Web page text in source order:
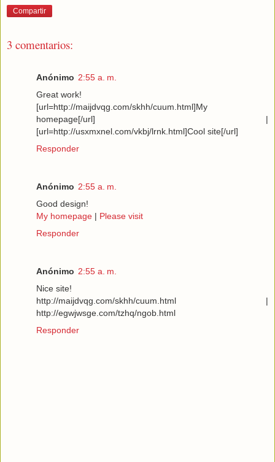
Compartir
3 comentarios:
Anónimo 2:55 a. m.
Great work!
[url=http://maijdvqg.com/skhh/cuum.html]My
homepage[/url] |
[url=http://usxmxnel.com/vkbj/lrnk.html]Cool site[/url]
Responder
Anónimo 2:55 a. m.
Good design!
My homepage | Please visit
Responder
Anónimo 2:55 a. m.
Nice site!
http://maijdvqg.com/skhh/cuum.html |
http://egwjwsge.com/tzhq/ngob.html
Responder